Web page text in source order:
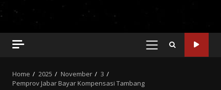
PRIMARY
Home 2025 November
3
Pemprov Jabar Bayar Kompensasi Tambang